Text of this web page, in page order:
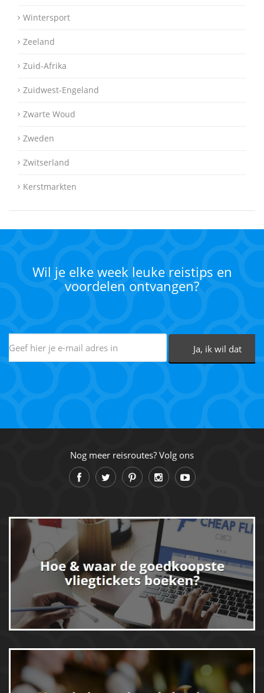
Wintersport
Zeeland
Zuid-Afrika
Zuidwest-Engeland
Zwarte Woud
Zweden
Zwitserland
Kerstmarkten
Wil je elke week leuke reistips en
voordelen ontvangen?
Nog meer reisroutes? Volg ons